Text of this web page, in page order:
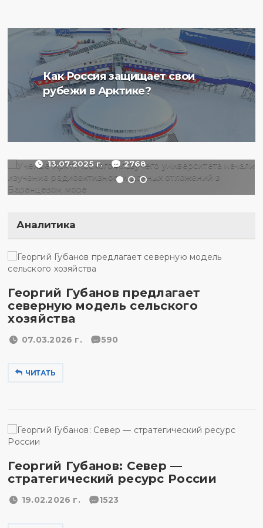
Как Россия защищает свои
рубежи в Арктике?
Ученые Арктического
плавучего университета
радиоактивности донных
отложений в Баренцевом
13.07.2025 г. 2768
Аналитика
Георгий Губанов предлагает
северную модель сельского
хозяйства
07.03.2026 г. 590
ЧИТАТЬ
Георгий Губанов: Север —
стратегический ресурс России
19.02.2026 г. 1523